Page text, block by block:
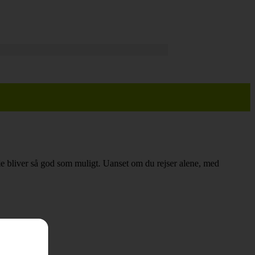
så god som muligt. Uanset om du rejser alene, med